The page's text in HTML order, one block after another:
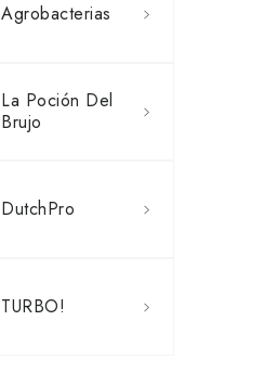
Agrobacterias
La Poción Del
Brujo
DutchPro
TURBO!